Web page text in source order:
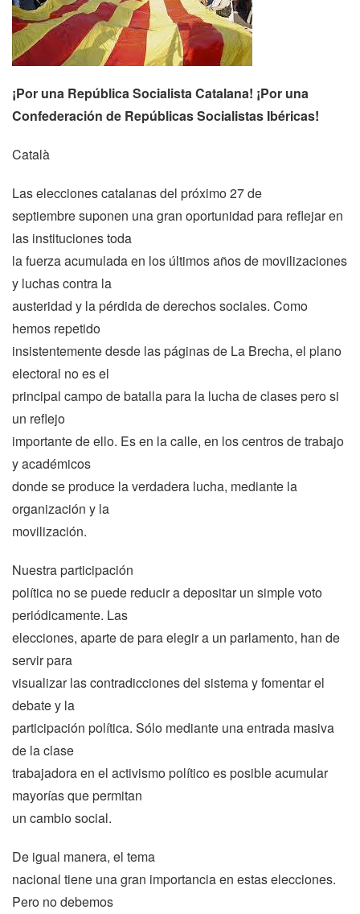
¡Por una República Socialista Catalana! ¡Por una
Confederación de Repúblicas Socialistas Ibéricas!
Català
Las elecciones catalanas del próximo 27 de
septiembre suponen una gran oportunidad para reflejar en
las instituciones toda
la fuerza acumulada en los últimos años de movilizaciones
y luchas contra la
austeridad y la pérdida de derechos sociales. Como
hemos repetido
insistentemente desde las páginas de La Brecha, el plano
electoral no es el
principal campo de batalla para la lucha de clases pero si
un reflejo
importante de ello. Es en la calle, en los centros de trabajo
y académicos
donde se produce la verdadera lucha, mediante la
organización y la
movilización.
Nuestra participación
política no se puede reducir a depositar un simple voto
periódicamente. Las
elecciones, aparte de para elegir a un parlamento, han de
servir para
visualizar las contradicciones del sistema y fomentar el
debate y la
participación política. Sólo mediante una entrada masiva
de la clase
trabajadora en el activismo político es posible acumular
mayorías que permitan
un cambio social.
De igual manera, el tema
nacional tiene una gran importancia en estas elecciones.
Pero no debemos